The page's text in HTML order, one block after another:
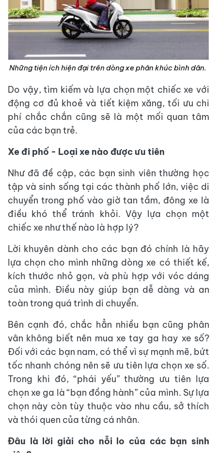
Những tiện ích hiện đại trên dòng xe phân khúc bình dân.
Do vậy, tìm kiếm và lựa chọn một chiếc xe với
động cơ đủ khoẻ và tiết kiệm xăng, tối ưu chi
phí chắc chắn cũng sẽ là một mối quan tâm
của các bạn trẻ.
Xe đi phố - Loại xe nào được ưu tiên
Như đã đề cập, các bạn sinh viên thường học
tập và sinh sống tại các thành phố lớn, việc di
chuyển trong phố vào giờ tan tầm, đông xe là
điều khó thể tránh khỏi. Vậy lựa chọn một
chiếc xe như thế nào là hợp lý?
Lời khuyên dành cho các bạn đó chính là hãy
lựa chọn cho mình những dòng xe có thiết kế,
kích thước nhỏ gọn, và phù hợp với vóc dáng
của mình. Điều này giúp bạn dễ dàng và an
toàn trong quá trình di chuyển.
Bên cạnh đó, chắc hẳn nhiều bạn cũng phân
vân không biết nên mua xe tay ga hay xe số?
Đối với các bạn nam, có thể vì sự mạnh mẽ, bứt
tốc nhanh chóng nên sẽ ưu tiên lựa chọn xe số.
Trong khi đó, “phái yếu” thường ưu tiên lựa
chọn xe ga là “bạn đồng hành” của mình. Sự lựa
chọn này còn tùy thuộc vào nhu cầu, sở thích
và thói quen của từng cá nhân.
Đâu là lời giải cho nỗi lo của các bạn sinh